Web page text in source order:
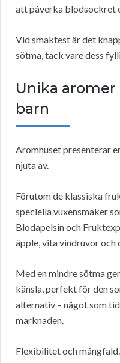
att påverka blodsockret
Vid smaktest är det
sötma, tack vare dess
Unika aromer
barn
Aromhuset presenterar
njuta av.
Förutom de klassiska
speciella vuxensmaker
Blodapelsin och
äpple, vita vindruvor och
Med en mindre sötma
känsla, perfekt för den
alternativ – något som
marknaden.
Flexibilitet och mångfald.